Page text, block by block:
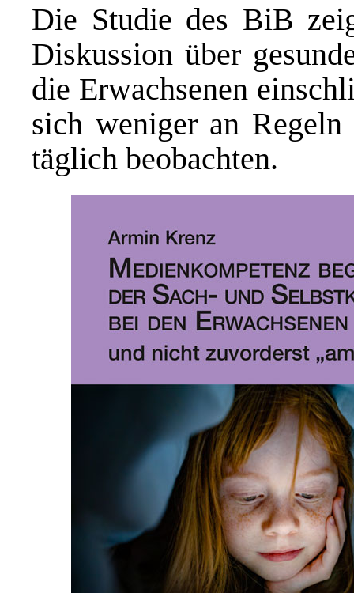
Die Studie des BiB
Diskussion über
die Erwachsenen
sich weniger an
täglich beobachten.